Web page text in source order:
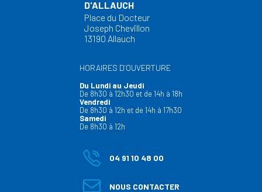
D'ALLAUCH
Place du Docteur
Joseph Chevillon
13190 Allauch
HORAIRES D’OUVERTURE
Du Lundi au Jeudi
De 8h30 à 12h30 et de 14h à 18h
Vendredi
De 8h30 à 12h et de 14h à 17h30
Samedi
De 8h30 à 12h
04 91 10 48 00
NOUS CONTACTER